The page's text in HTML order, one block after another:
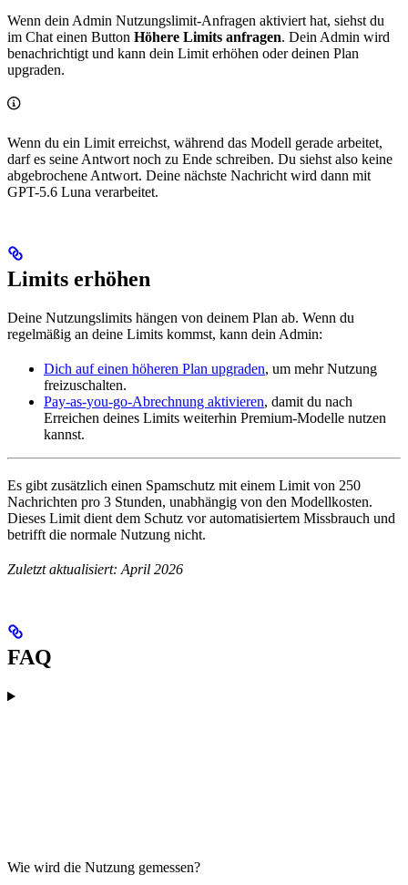
Wenn dein Admin Nutzungslimit-Anfragen aktiviert hat, siehst du
im Chat einen Button Höhere Limits anfragen. Dein Admin wird
benachrichtigt und kann dein Limit erhöhen oder deinen Plan
upgraden.
Wenn du ein Limit erreichst, während das Modell gerade arbeitet,
darf es seine Antwort noch zu Ende schreiben. Du siehst also keine
abgebrochene Antwort. Deine nächste Nachricht wird dann mit
GPT-5.6 Luna verarbeitet.
Limits erhöhen
Deine Nutzungslimits hängen von deinem Plan ab. Wenn du
regelmäßig an deine Limits kommst, kann dein Admin:
Dich auf einen höheren Plan upgraden, um mehr Nutzung
freizuschalten.
Pay-as-you-go-Abrechnung aktivieren, damit du nach
Erreichen deines Limits weiterhin Premium-Modelle nutzen
kannst.
Es gibt zusätzlich einen Spamschutz mit einem Limit von 250
Nachrichten pro 3 Stunden, unabhängig von den Modellkosten.
Dieses Limit dient dem Schutz vor automatisiertem Missbrauch und
betrifft die normale Nutzung nicht.
Zuletzt aktualisiert: April 2026
FAQ
Wie wird die Nutzung gemessen?